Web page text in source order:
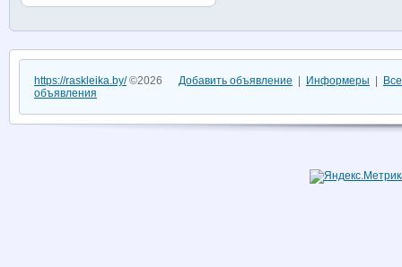
https://raskleika.by/©2026 Добавить объявление Информеры
объявления